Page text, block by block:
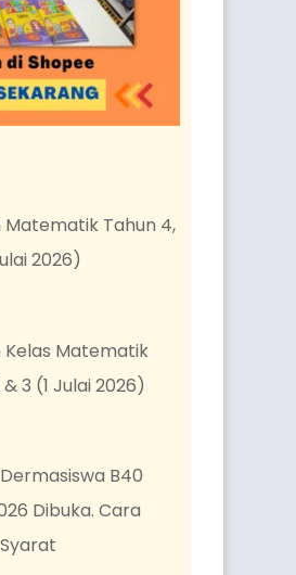
Matematik Tahun 4,
2026)
Kelas Matematik
& 3 (1 Julai 2026)
B40
Dibuka. Cara